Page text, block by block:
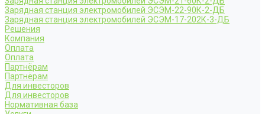
Зарядная станция электромобилей ЭСЭМ-22-90К-2-ДБ
Зарядная станция электромобилей ЭСЭМ-17-202К-3-ДБ
Решения
Компания
Оплата
Оплата
Партнёрам
Партнёрам
Для инвесторов
Для инвесторов
Нормативная база